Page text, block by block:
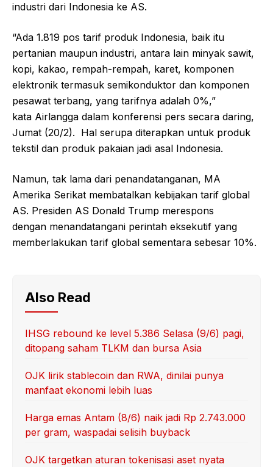
industri dari Indonesia ke AS.
“Ada 1.819 pos tarif produk Indonesia, baik itu
pertanian maupun industri, antara lain minyak sawit,
kopi, kakao, rempah-rempah, karet, komponen
elektronik termasuk semikonduktor dan komponen
pesawat terbang, yang tarifnya adalah 0%,”
kata Airlangga dalam konferensi pers secara daring,
Jumat (20/2). Hal serupa diterapkan untuk produk
tekstil dan produk pakaian jadi asal Indonesia.
Namun, tak lama dari penandatanganan, MA
Amerika Serikat membatalkan kebijakan tarif global
AS. Presiden AS Donald Trump merespons
dengan menandatangani perintah eksekutif yang
memberlakukan tarif global sementara sebesar 10%.
Also Read
IHSG rebound ke level 5.386 Selasa (9/6) pagi,
ditopang saham TLKM dan bursa Asia
OJK lirik stablecoin dan RWA, dinilai punya
manfaat ekonomi lebih luas
Harga emas Antam (8/6) naik jadi Rp 2.743.000
per gram, waspadai selisih buyback
OJK targetkan aturan tokenisasi aset nyata